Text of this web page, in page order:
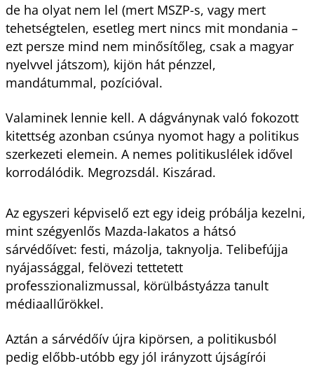
de ha olyat nem lel (mert MSZP-s, vagy mert
tehetségtelen, esetleg mert nincs mit mondania –
ezt persze mind nem minősítőleg, csak a magyar
nyelvvel játszom), kijön hát pénzzel,
mandátummal, pozícióval.
Valaminek lennie kell. A dágványnak való fokozott
kitettség azonban csúnya nyomot hagy a politikus
szerkezeti elemein. A nemes politikuslélek idővel
korrodálódik. Megrozsdál. Kiszárad.
Az egyszeri képviselő ezt egy ideig próbálja kezelni,
mint szégyenlős Mazda-lakatos a hátsó
sárvédőívet: festi, mázolja, taknyolja. Telibefújja
nyájassággal, felövezi tettetett
professzionalizmussal, körülbástyázza tanult
médiaallűrökkel.
Aztán a sárvédőív újra kipörsen, a politikusból
pedig előbb-utóbb egy jól irányzott újságírói